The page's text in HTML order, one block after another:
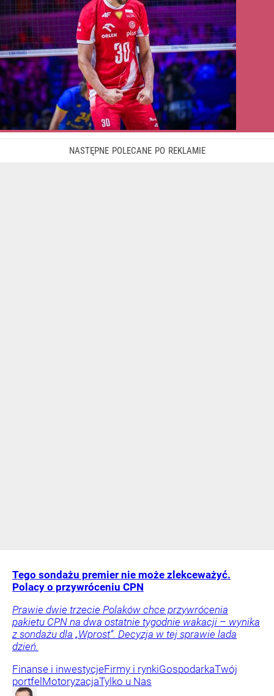
Tego sondażu premier nie może zlekceważyć.
Polacy o przywróceniu CPN
Prawie dwie trzecie Polaków chce przywrócenia
pakietu CPN na dwa ostatnie tygodnie wakacji – wynika
z sondażu dla „Wprost”. Decyzja w tej sprawie lada
dzień.
Finanse i inwestycjeFirmy i rynkiGospodarkaTwój
portfel MotoryzacjaTylko u Nas